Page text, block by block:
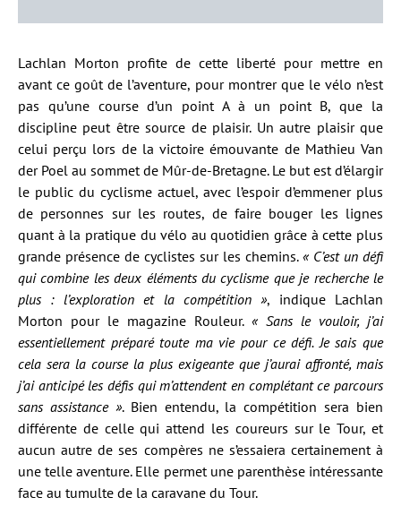
Lachlan Morton profite de cette liberté pour mettre en
avant ce goût de l’aventure, pour montrer que le vélo n’est
pas qu’une course d’un point A à un point B, que la
discipline peut être source de plaisir. Un autre plaisir que
celui perçu lors de la victoire émouvante de Mathieu Van
der Poel au sommet de Mûr-de-Bretagne. Le but est d’élargir
le public du cyclisme actuel, avec l’espoir d’emmener plus
de personnes sur les routes, de faire bouger les lignes
quant à la pratique du vélo au quotidien grâce à cette plus
grande présence de cyclistes sur les chemins. « C’est un défi
qui combine les deux éléments du cyclisme que je recherche le
plus : l’exploration et la compétition », indique Lachlan
Morton pour le magazine Rouleur. « Sans le vouloir, j’ai
essentiellement préparé toute ma vie pour ce défi. Je sais que
cela sera la course la plus exigeante que j’aurai affronté, mais
j’ai anticipé les défis qui m’attendent en complétant ce parcours
sans assistance ». Bien entendu, la compétition sera bien
différente de celle qui attend les coureurs sur le Tour, et
aucun autre de ses compères ne s’essaiera certainement à
une telle aventure. Elle permet une parenthèse intéressante
face au tumulte de la caravane du Tour.